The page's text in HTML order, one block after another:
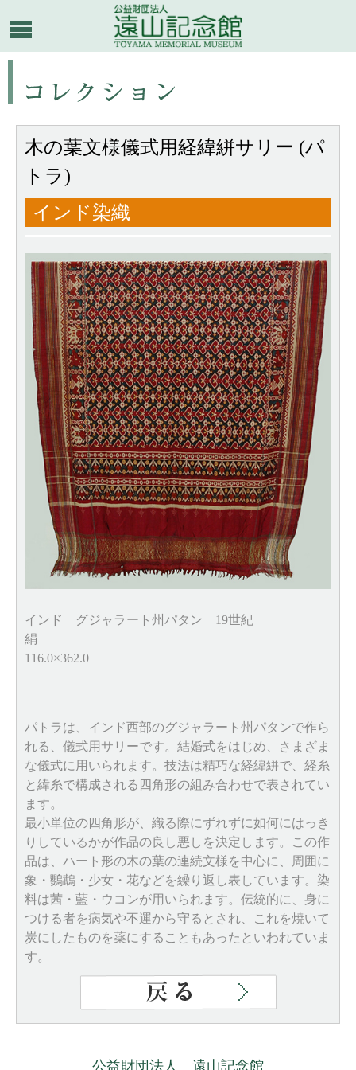
木の葉文様儀式用経緯絣サリー (パ
トラ)
インド染織
インド グジャラート州パタン 19世紀
絹
116.0×362.0
パトラは、インド西部のグジャラート州パタンで作ら
れる、儀式用サリーです。結婚式をはじめ、さまざま
な儀式に用いられます。技法は精巧な経緯絣で、経糸
と緯糸で構成される四角形の組み合わせで表されてい
ます。
最小単位の四角形が、織る際にずれずに如何にはっき
りしているかが作品の良し悪しを決定します。この作
品は、ハート形の木の葉の連続文様を中心に、周囲に
象・鸚鵡・少女・花などを繰り返し表しています。染
料は茜・藍・ウコンが用いられます。伝統的に、身に
つける者を病気や不運から守るとされ、これを焼いて
炭にしたものを薬にすることもあったといわれていま
す。
公益財団法人 遠山記念館